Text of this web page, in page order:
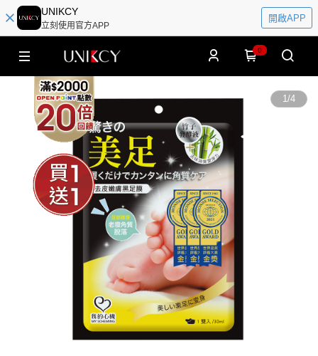
UNIKCY
立刻使用官方APP
開啟APP
0
1/4